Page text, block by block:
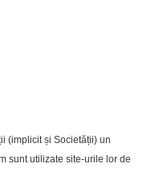
(implicit și Societății) un
sunt utilizate site-urile lor de